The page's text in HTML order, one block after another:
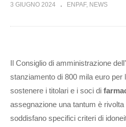
3 GIUGNO 2024 ENPAF NEWS
Il Consiglio di amministrazione dell’
stanziamento di 800 mila euro per
sostenere i titolari e i soci di
assegnazione una tantum è rivolta
soddisfano specifici criteri di